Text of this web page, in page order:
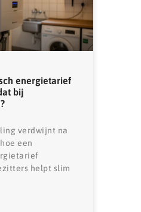
energietarief
bij
verdwijnt na
een
helpt slim